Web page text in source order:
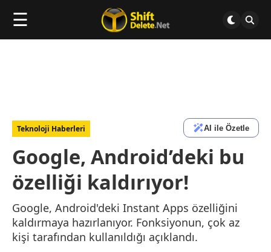
☰
Teknoloji Haberleri AI ile Özetle
Google, Android’deki bu
özelliği kaldırıyor!
Google, Android'deki Instant Apps özelliğini
kaldırmaya hazırlanıyor. Fonksiyonun, çok az
kişi tarafından kullanıldığı açıklandı.